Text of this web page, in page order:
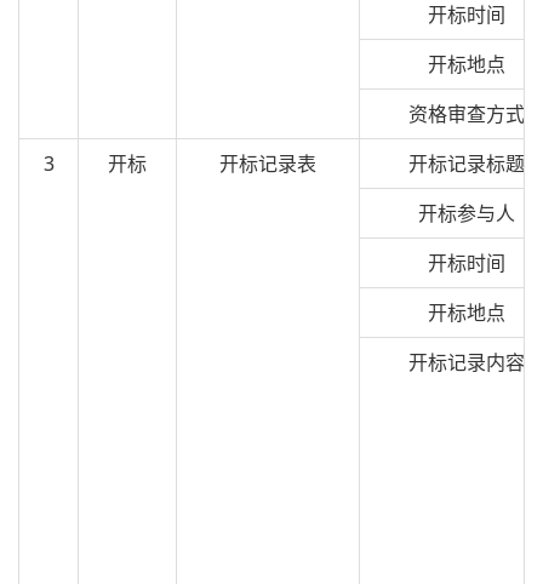
开标时间
开标地点
资格审查方式
3
开标 开标记录表
开标记录标题
开标参与人
开标时间
开标地点
开标记录内容